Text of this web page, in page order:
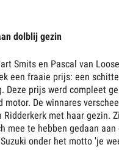
dolblij gezin
Smits en Pascal van
een fraaie prijs: een
Deze prijs werd compleet
motor. De winnares
met haar gezin.
mee te hebben gedaan aan
onder het motto 'je